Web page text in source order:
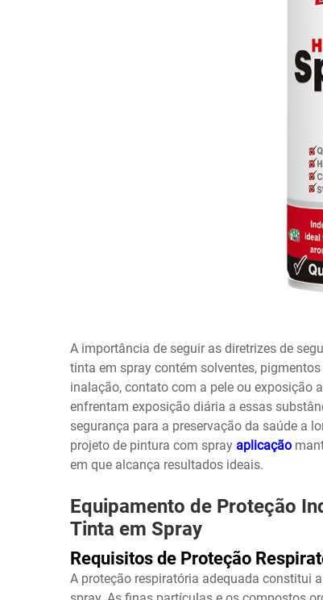
A importância de seguir as diretrizes de
tinta em spray contém solventes,
inalação, contato com a pele ou exposição
enfrentam exposição diária a essas
segurança para a preservação da saúde a
projeto de pintura com spray aplicação
em que alcança resultados ideais.
Equipamento de Proteção
Tinta em Spray
Requisitos de Proteção
A proteção respiratória adequada constitui